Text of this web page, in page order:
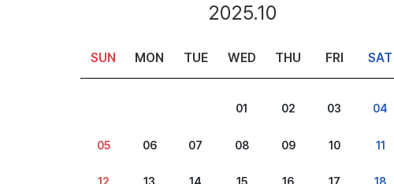
2025.10
SUN MON TUE WED THU FRI SAT
01 02 03 04
05 06 07 08 09 10 11